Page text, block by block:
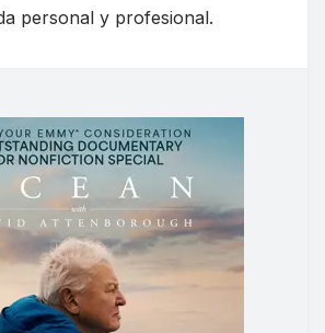
personal y profesional.